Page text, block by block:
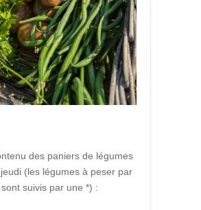
des paniers de légumes
(les légumes à peser par
suivis par une *) :